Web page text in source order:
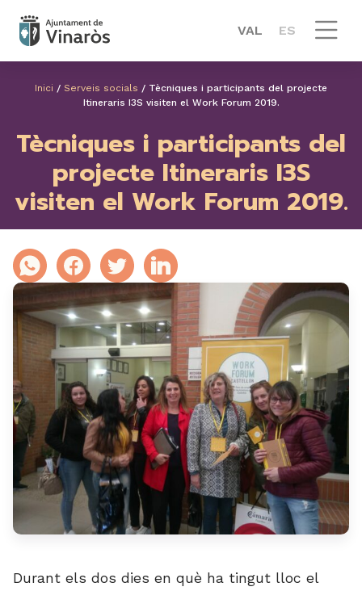
VAL ES
Inici / Serveis socials / Tècniques i participants del projecte
Itineraris I3S visiten el Work Forum 2019.
Tècniques i participants del
projecte Itineraris I3S
visiten el Work Forum 2019.
Durant els dos dies en què ha tingut lloc el